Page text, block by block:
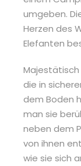
umgeben.
Herzen des
Elefanten
die in
dem Boden
man sie
neben dem
von ihnen
wie sie sich